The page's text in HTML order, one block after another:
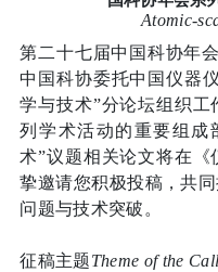
Atomic-
第二十七届中国科协年
中国科协委托中国仪器
学与技术”分论坛组织
列学术活动的重要组成
术”议题相关论文将在
挚邀请您积极投稿，共
问题与技术突破。
征稿主题Theme of the